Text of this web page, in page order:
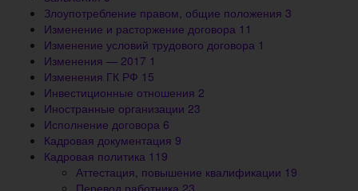
Злоупотребление правом, общие положения 3
Изменение и расторжение договора 11
Изменение условий трудового договора 1
Изменения — 2017 1
Изменения ГК РФ 15
Инвестиционные отношения 2
Иностранные организации 23
Исполнение договора 6
Кадровая документация 9
Кадровая политика 119
Аттестация, повышение квалификации 19
Перевод работника 23